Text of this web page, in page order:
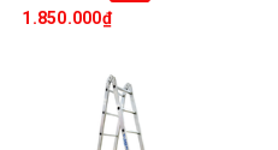
1.850.000₫